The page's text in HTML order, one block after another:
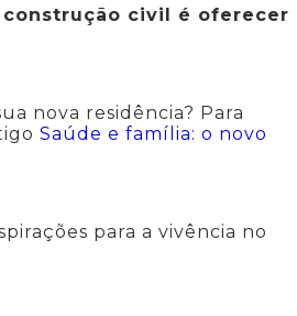
civil é oferecer
nova residência? Para
Saúde e família: o novo
para a vivência no